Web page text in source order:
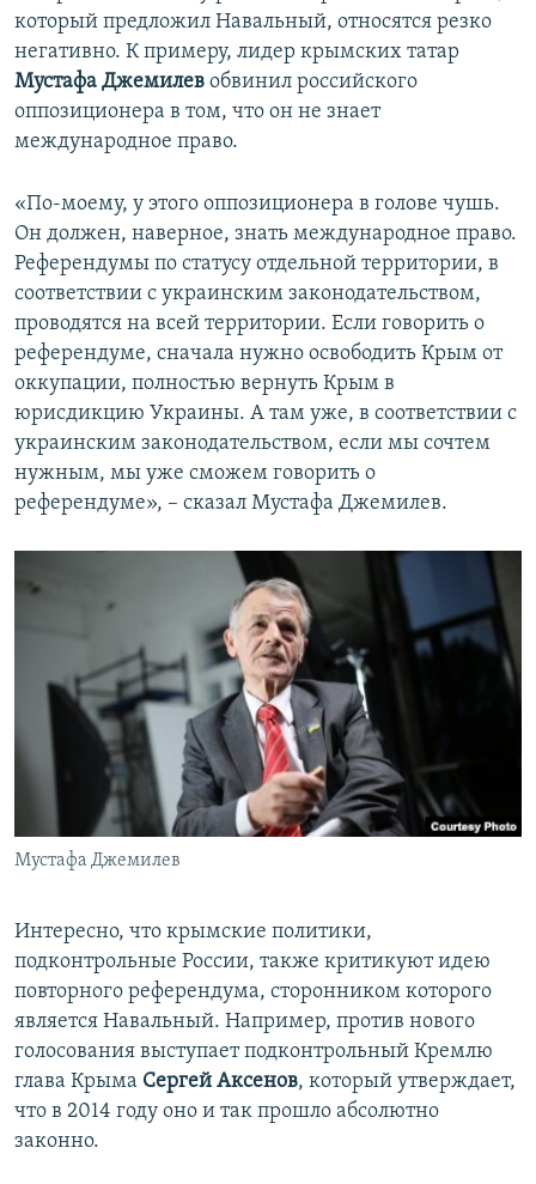
который предложил Навальный, относятся резко
негативно. К примеру, лидер крымских татар
Мустафа Джемилев обвинил российского
оппозиционера в том, что он не знает
международное право.
«По-моему, у этого оппозиционера в голове чушь.
Он должен, наверное, знать международное право.
Референдумы по статусу отдельной территории, в
соответствии с украинским законодательством,
проводятся на всей территории. Если говорить о
референдуме, сначала нужно освободить Крым от
оккупации, полностью вернуть Крым в
юрисдикцию Украины. А там уже, в соответствии с
украинским законодательством, если мы сочтем
нужным, мы уже сможем говорить о
референдуме», – сказал Мустафа Джемилев.
Мустафа Джемилев
Интересно, что крымские политики,
подконтрольные России, также критикуют идею
повторного референдума, сторонником которого
является Навальный. Например, против нового
голосования выступает подконтрольный Кремлю
глава Крыма Сергей Аксенов, который утверждает,
что в 2014 году оно и так прошло абсолютно
законно.